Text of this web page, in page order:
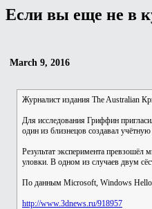
Если вы еще не в
March 9, 2016
Журналист издания The Australian
Для исследования Гриффин
один из близнецов создавал
Результат эксперимента превзошёл
уловки. В одном из случаев двум
По данным Microsoft, Windows Hello
http://www.3dnews.ru/918957